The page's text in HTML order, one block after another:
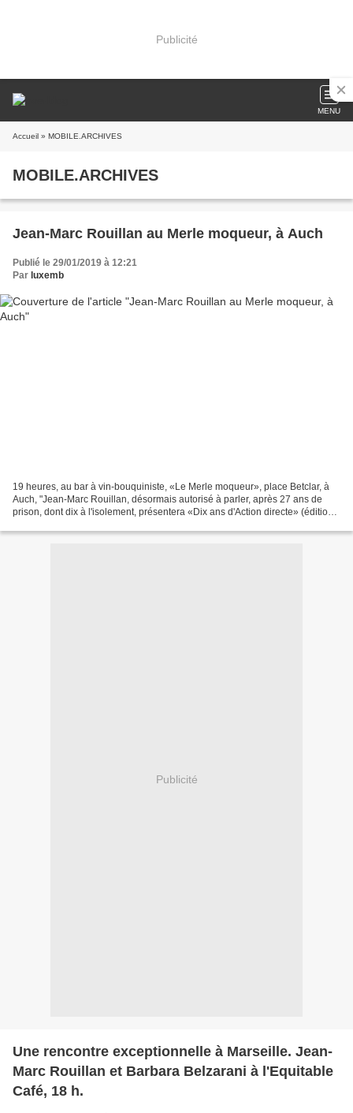
Publicité
MENU
Accueil » MOBILE.ARCHIVES
MOBILE.ARCHIVES
Jean-Marc Rouillan au Merle moqueur, à Auch
Publié le 29/01/2019 à 12:21
Par luxemb
19 heures, au bar à vin-bouquiniste, «Le Merle moqueur», place Betclar, à
Auch, "Jean-Marc Rouillan, désormais autorisé à parler, après 27 ans de
prison, dont dix à l'isolement, présentera «Dix ans d'Action directe» (édition
Publicité
Une rencontre exceptionnelle à Marseille. Jean-
Marc Rouillan et Barbara Belzarani à l'Equitable
Café, 18 h.